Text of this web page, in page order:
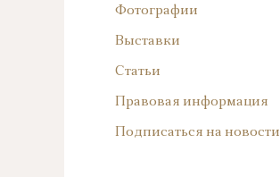
Фотографии
Выставки
Статьи
Правовая информация
Подписаться на новости